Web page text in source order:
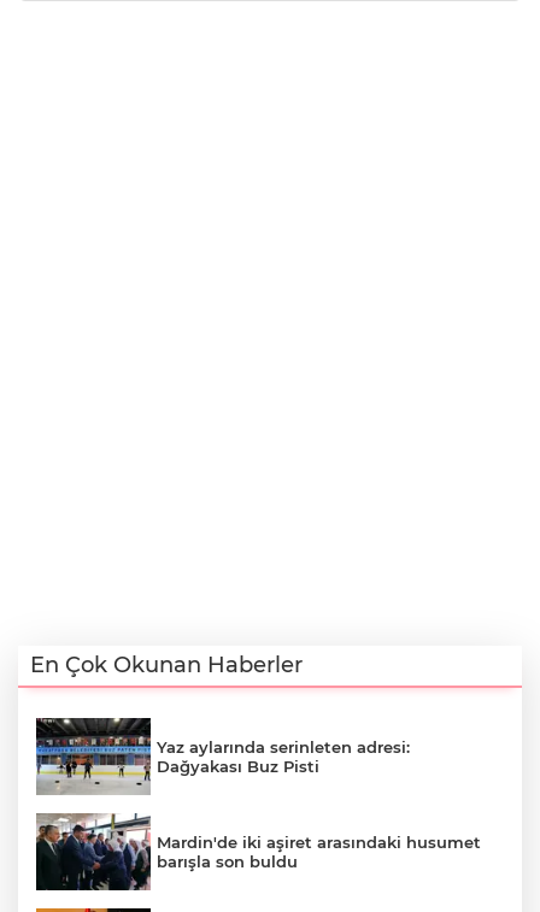
En Çok Okunan Haberler
Yaz aylarında serinleten adresi:
Dağyakası Buz Pisti
Mardin'de iki aşiret arasındaki husumet
barışla son buldu